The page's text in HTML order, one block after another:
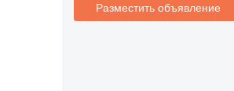
Разместить объявление